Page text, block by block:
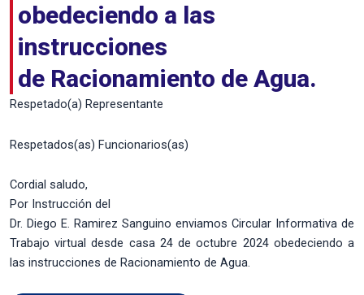
obedeciendo a las
instrucciones
de Racionamiento de Agua.
Respetado(a) Representante
Respetados(as) Funcionarios(as)
Cordial saludo,
Por Instrucción del
Dr. Diego E. Ramirez Sanguino enviamos Circular Informativa de
Trabajo virtual desde casa 24 de octubre 2024 obedeciendo a
las instrucciones de Racionamiento de Agua.